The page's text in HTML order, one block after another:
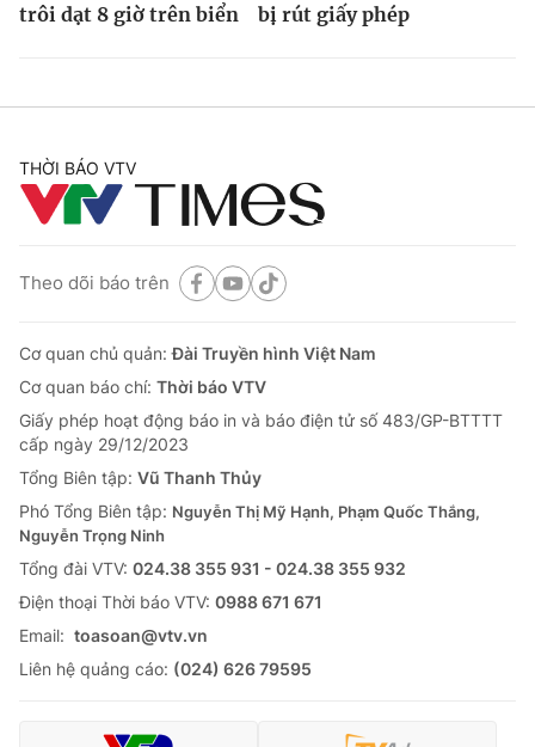
trôi dạt 8 giờ trên biển
bị rút giấy phép
THỜI BÁO VTV
Theo dõi báo trên
Cơ quan chủ quản:Đài Truyền hình Việt Nam
Cơ quan báo chí: Thời báo VTV
Giấy phép hoạt động báo in và báo điện tử số 483/GP-BTTTT
cấp ngày 29/12/2023
Tổng Biên tập: Vũ Thanh Thủy
Phó Tổng Biên tập: Nguyễn Thị Mỹ Hạnh, Phạm Quốc Thắng,
Nguyễn Trọng Ninh
Tổng đài VTV: 024.38 355 931 - 024.38 355 932
Ðiện thoại Thời báo VTV: 0988 671 671
Email: toasoan@vtv.vn
Liên hệ quảng cáo: (024) 626 79595